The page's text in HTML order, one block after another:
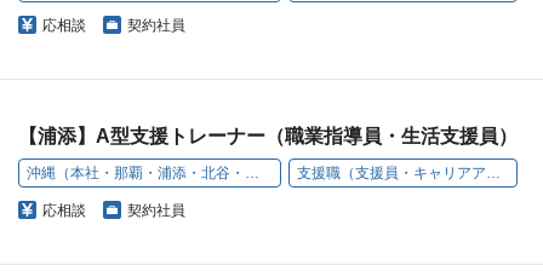
応相談 契約社員
【浦添】A型支援トレーナー（職業指導員・生活支援員）
沖縄（本社・那覇・浦添・北谷・名護・豊見城） 支援職（支援員・キャリアアドバイザー）
応相談 契約社員